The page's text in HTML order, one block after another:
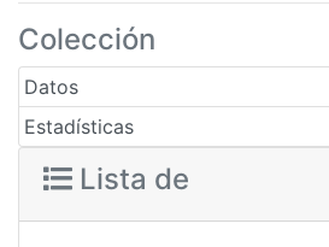
Colección
Datos
Estadísticas
Lista de